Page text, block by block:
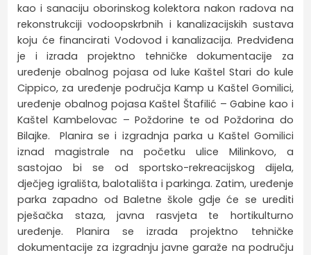
kao i sanaciju oborinskog kolektora nakon radova na
rekonstrukciji vodoopskrbnih i kanalizacijskih sustava
koju će financirati Vodovod i kanalizacija. Predviđena
je i izrada projektno tehničke dokumentacije za
uređenje obalnog pojasa od luke Kaštel Stari do kule
Cippico, za uređenje područja Kamp u Kaštel Gomilici,
uređenje obalnog pojasa Kaštel Štafilić – Gabine kao i
Kaštel Kambelovac – Poždorine te od Poždorina do
Bilajke. Planira se i izgradnja parka u Kaštel Gomilici
iznad magistrale na početku ulice Milinkovo, a
sastojao bi se od sportsko-rekreacijskog dijela,
dječjeg igrališta, balotališta i parkinga. Zatim, uređenje
parka zapadno od Baletne škole gdje će se urediti
pješačka staza, javna rasvjeta te hortikulturno
uređenje. Planira se izrada projektno tehničke
dokumentacije za izgradnju javne garaže na području